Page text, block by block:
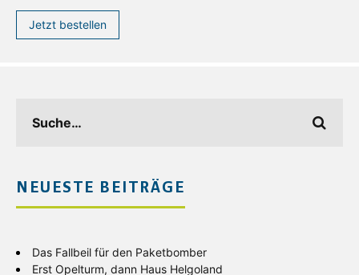
Jetzt bestellen
NEUESTE BEITRÄGE
Das Fallbeil für den Paketbomber
Erst Opelturm, dann Haus Helgoland